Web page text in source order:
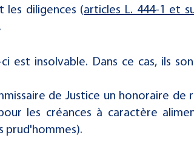
les diligences (articles L. 444-1 et
est insolvable. Dans ce cas, ils
de Justice un honoraire de
les créances à caractère
prud'hommes).